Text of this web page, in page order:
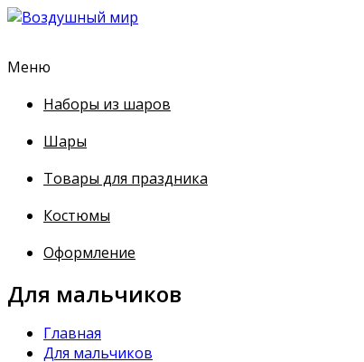
Меню
Наборы из шаров
Шары
Товары для праздника
Костюмы
Оформление
Для мальчиков
Главная
Для мальчиков